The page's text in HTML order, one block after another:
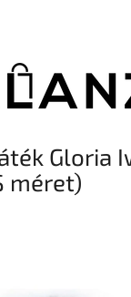
Gloria
méret)